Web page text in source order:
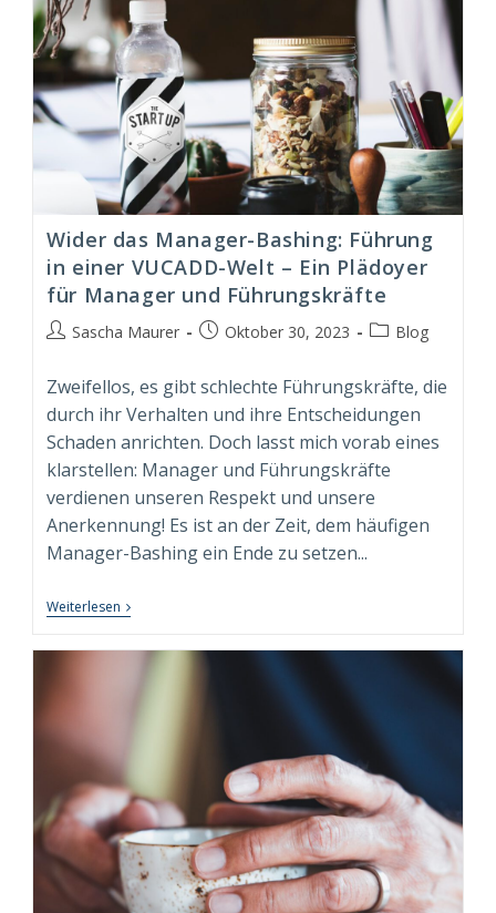
Wider das Manager-Bashing: Führung
in einer VUCADD-Welt – Ein Plädoyer
für Manager und Führungskräfte
Beitrags-
Sascha Maurer
BeitragOktober 30, 2023
Beitrags-
Blog
Zweifellos, es gibt schlechte Führungskräfte, die
durch ihr Verhalten und ihre Entscheidungen
Schaden anrichten. Doch lasst mich vorab eines
klarstellen: Manager und Führungskräfte
verdienen unseren Respekt und unsere
Anerkennung! Es ist an der Zeit, dem häufigen
Manager-Bashing ein Ende zu setzen...
Weiterlesen Wider
Das
Bashing:
–
Ein
Plädoyer
Für
Manager
Und
Führungskräfte